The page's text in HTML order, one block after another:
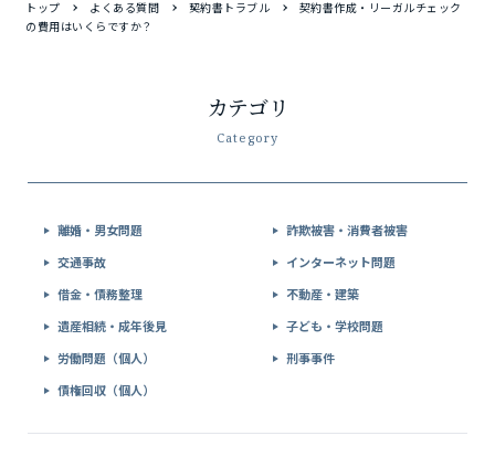
トップ よくある質問 契約書トラブル
契約書作成・リーガルチェック
の費用はいくらですか？
カテゴリ
Category
離婚・男女問題
交通事故
借金・債務整理
遺産相続・成年後見
労働問題（個人）
債権回収（個人）
詐欺被害・消費者被害
インターネット問題
不動産・建築
子ども・学校問題
刑事事件